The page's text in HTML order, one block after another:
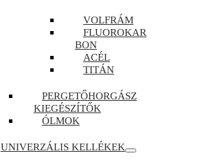
VOLFRÁM
FLUOROKAR
BON
ACÉL
TITÁN
PERGETŐHORGÁSZ
KIEGÉSZÍTŐK
ÓLMOK
UNIVERZÁLIS KELLÉKEK